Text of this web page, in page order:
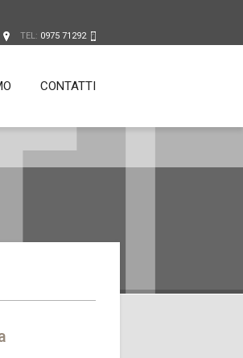
TEL: 0975 71292
CONTATTI